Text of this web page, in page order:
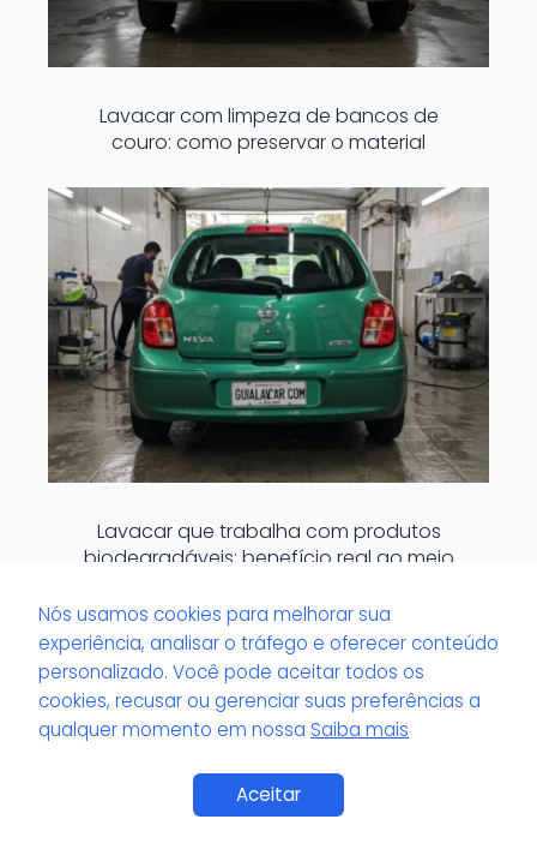
Lavacar com limpeza de bancos de
couro: como preservar o material
Lavacar que trabalha com produtos
biodegradáveis: benefício real ao meio
Nós usamos cookies para melhorar sua
experiência, analisar o tráfego e oferecer conteúdo
personalizado. Você pode aceitar todos os
cookies, recusar ou gerenciar suas preferências a
qualquer momento em nossa Saiba mais
AceitarSaiba Mais